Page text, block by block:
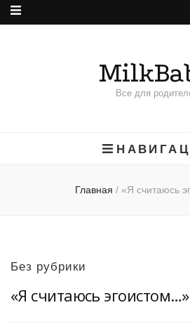
Все для
Главная / «Я считаюсь
Без рубрики
«Я считаюсь эгоистом…»